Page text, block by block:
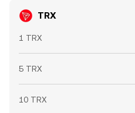
TRX
1 TRX
5 TRX
10 TRX